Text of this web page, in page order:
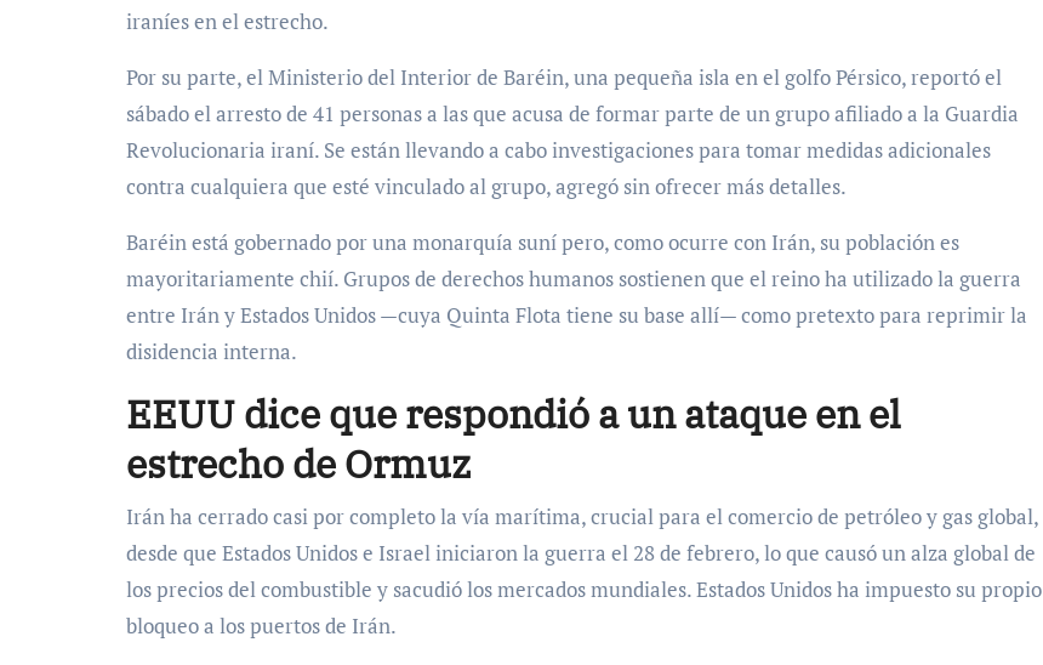
iraníes en el estrecho.
Por su parte, el Ministerio del Interior de Baréin, una pequeña isla en el golfo Pérsico, reportó el
sábado el arresto de 41 personas a las que acusa de formar parte de un grupo afiliado a la Guardia
Revolucionaria iraní. Se están llevando a cabo investigaciones para tomar medidas adicionales
contra cualquiera que esté vinculado al grupo, agregó sin ofrecer más detalles.
Baréin está gobernado por una monarquía suní pero, como ocurre con Irán, su población es
mayoritariamente chií. Grupos de derechos humanos sostienen que el reino ha utilizado la guerra
entre Irán y Estados Unidos —cuya Quinta Flota tiene su base allí— como pretexto para reprimir la
disidencia interna.
EEUU dice que respondió a un ataque en el
estrecho de Ormuz
Irán ha cerrado casi por completo la vía marítima, crucial para el comercio de petróleo y gas global,
desde que Estados Unidos e Israel iniciaron la guerra el 28 de febrero, lo que causó un alza global de
los precios del combustible y sacudió los mercados mundiales. Estados Unidos ha impuesto su propio
bloqueo a los puertos de Irán.